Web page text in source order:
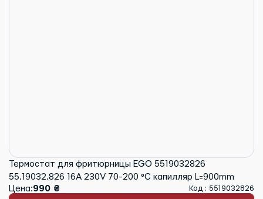
Термостат для фритюрницы EGO 5519032826
55.19032.826 16A 230V 70-200 °C капилляр L=900mm
Цена:990 ₴ Код : 5519032826